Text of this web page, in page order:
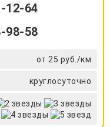
12-64
98-58
от 25 руб./км
круглосуточно